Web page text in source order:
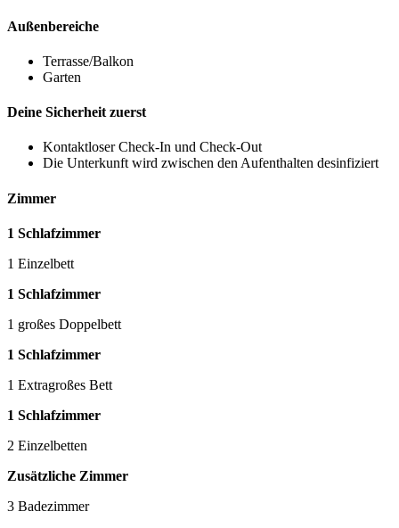
Außenbereiche
Terrasse/Balkon
Garten
Deine Sicherheit zuerst
Kontaktloser Check-In und Check-Out
Die Unterkunft wird zwischen den Aufenthalten desinfiziert
Zimmer
1 Schlafzimmer
1 Einzelbett
1 Schlafzimmer
1 großes Doppelbett
1 Schlafzimmer
1 Extragroßes Bett
1 Schlafzimmer
2 Einzelbetten
Zusätzliche Zimmer
3 Badezimmer